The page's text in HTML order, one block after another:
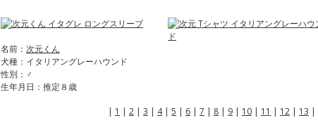
名前： 次元くん
犬種：イタリアングレーハウンド
性別：♂
生年月日：推定８歳
| 1 | 2 | 3 | 4| 5 | 6 | 7 | 8 | 9 | 10 | 11 | 12 | 13 |